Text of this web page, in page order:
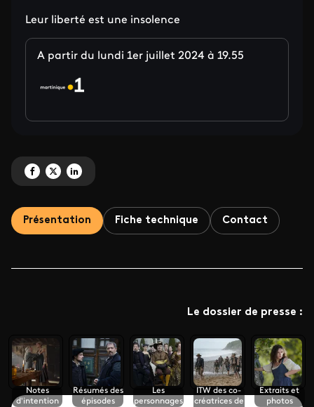
Leur liberté est une insolence
A partir du lundi 1er juillet 2024 à 19.55
Partagez 'Filles du feu' sur Facebook
Partagez 'Filles du feu' sur X
Partagez 'Filles du feu' sur LinkedIn
Présentation Fiche technique Contact
Le dossier de presse :
Notes
d'intention
Résumés des
épisodes
Les
personnages
ITW des co-
créatrices de
Extraits et
photos